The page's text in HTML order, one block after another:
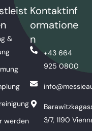
&
werden
Kontaktinf
ormatione
n
+43 664
925 0800
3/7, 1190